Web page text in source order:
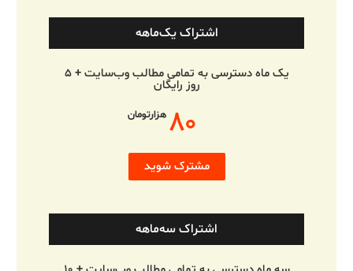
اشتراک یک‌ماهه
یک ماه دسترسی به تمامی مطالب وب‌سایت + ۵
روز رایگان
۸۰ هزارتومان
مشترک شوید
اشتراک سه‌ماهه